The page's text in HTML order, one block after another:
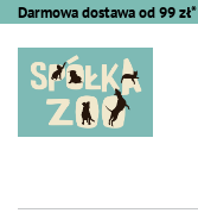
Darmowa dostawa od 99 zł*